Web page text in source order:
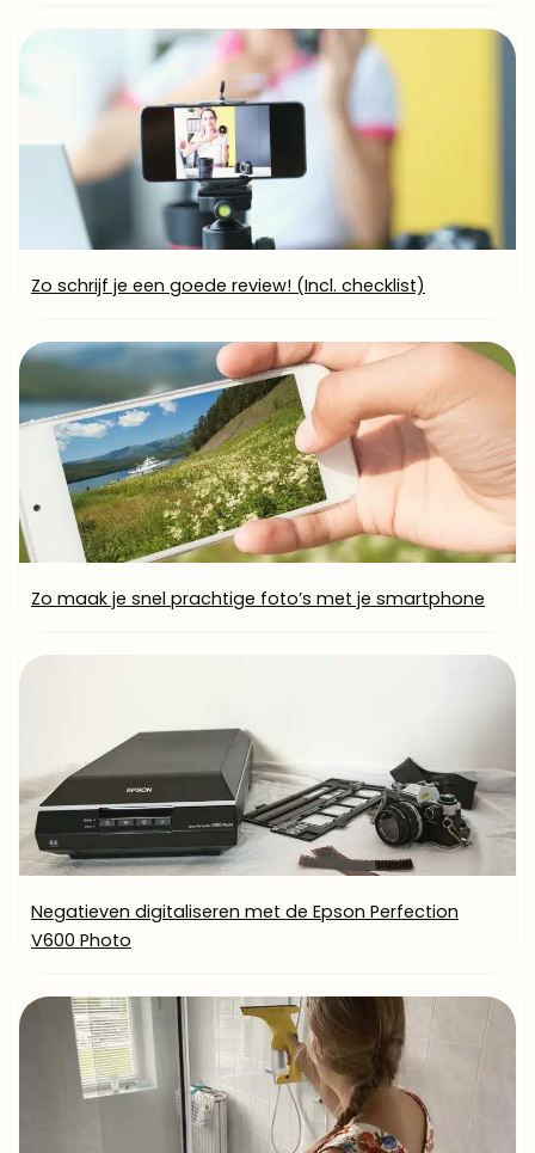
Zo schrijf je een goede review! (Incl. checklist)
Zo maak je snel prachtige foto’s met je smartphone
Negatieven digitaliseren met de Epson Perfection
V600 Photo